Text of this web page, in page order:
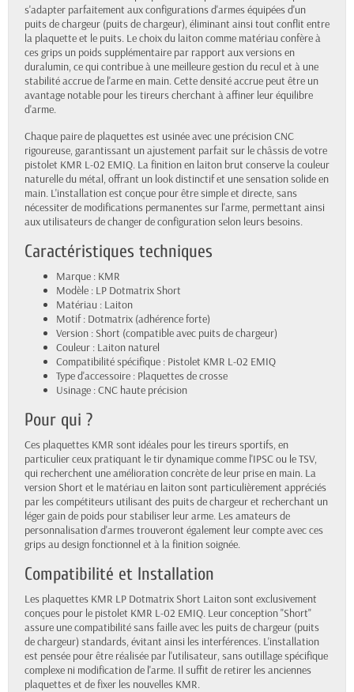
s'adapter parfaitement aux configurations d'armes équipées d'un
puits de chargeur (puits de chargeur), éliminant ainsi tout conflit entre
la plaquette et le puits. Le choix du laiton comme matériau confère à
ces grips un poids supplémentaire par rapport aux versions en
duralumin, ce qui contribue à une meilleure gestion du recul et à une
stabilité accrue de l'arme en main. Cette densité accrue peut être un
avantage notable pour les tireurs cherchant à affiner leur équilibre
d'arme.
Chaque paire de plaquettes est usinée avec une précision CNC
rigoureuse, garantissant un ajustement parfait sur le châssis de votre
pistolet KMR L-02 EMIQ. La finition en laiton brut conserve la couleur
naturelle du métal, offrant un look distinctif et une sensation solide en
main. L'installation est conçue pour être simple et directe, sans
nécessiter de modifications permanentes sur l'arme, permettant ainsi
aux utilisateurs de changer de configuration selon leurs besoins.
Caractéristiques techniques
Marque : KMR
Modèle : LP Dotmatrix Short
Matériau : Laiton
Motif : Dotmatrix (adhérence forte)
Version : Short (compatible avec puits de chargeur)
Couleur : Laiton naturel
Compatibilité spécifique : Pistolet KMR L-02 EMIQ
Type d'accessoire : Plaquettes de crosse
Usinage : CNC haute précision
Pour qui ?
Ces plaquettes KMR sont idéales pour les tireurs sportifs, en
particulier ceux pratiquant le tir dynamique comme l'IPSC ou le TSV,
qui recherchent une amélioration concrète de leur prise en main. La
version Short et le matériau en laiton sont particulièrement appréciés
par les compétiteurs utilisant des puits de chargeur et recherchant un
léger gain de poids pour stabiliser leur arme. Les amateurs de
personnalisation d'armes trouveront également leur compte avec ces
grips au design fonctionnel et à la finition soignée.
Compatibilité et Installation
Les plaquettes KMR LP Dotmatrix Short Laiton sont exclusivement
conçues pour le pistolet KMR L-02 EMIQ. Leur conception "Short"
assure une compatibilité sans faille avec les puits de chargeur (puits
de chargeur) standards, évitant ainsi les interférences. L'installation
est pensée pour être réalisée par l'utilisateur, sans outillage spécifique
complexe ni modification de l'arme. Il suffit de retirer les anciennes
plaquettes et de fixer les nouvelles KMR.